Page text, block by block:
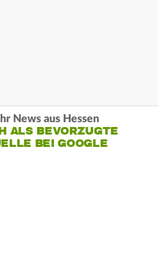
News aus Hessen
ALS BEVORZUGTE
BEI GOOGLE